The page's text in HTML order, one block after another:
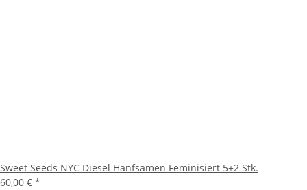
Sweet Seeds NYC Diesel Hanfsamen Feminisiert 5+2 Stk.
60,00 € *